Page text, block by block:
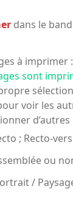
dans le
à imprimer :
sont
voir les
; Recto-
ou
/